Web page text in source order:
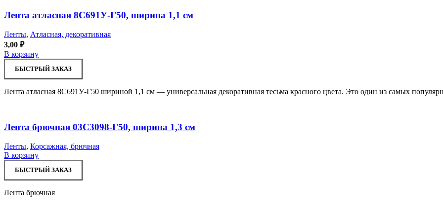
Лента атласная 8С691У-Г50, ширина 1,1 см
Ленты, Атласная, декоративная
3,00 ₽
В корзину
БЫСТРЫЙ ЗАКАЗ
Лента атласная 8С691У-Г50 шириной 1,1 см — универсальная декоративная тесьма красного цвета. Это один из самых
Лента брючная 03С3098-Г50, ширина 1,3 см
Ленты, Корсажная, брючная
В корзину
БЫСТРЫЙ ЗАКАЗ
Лента брючная